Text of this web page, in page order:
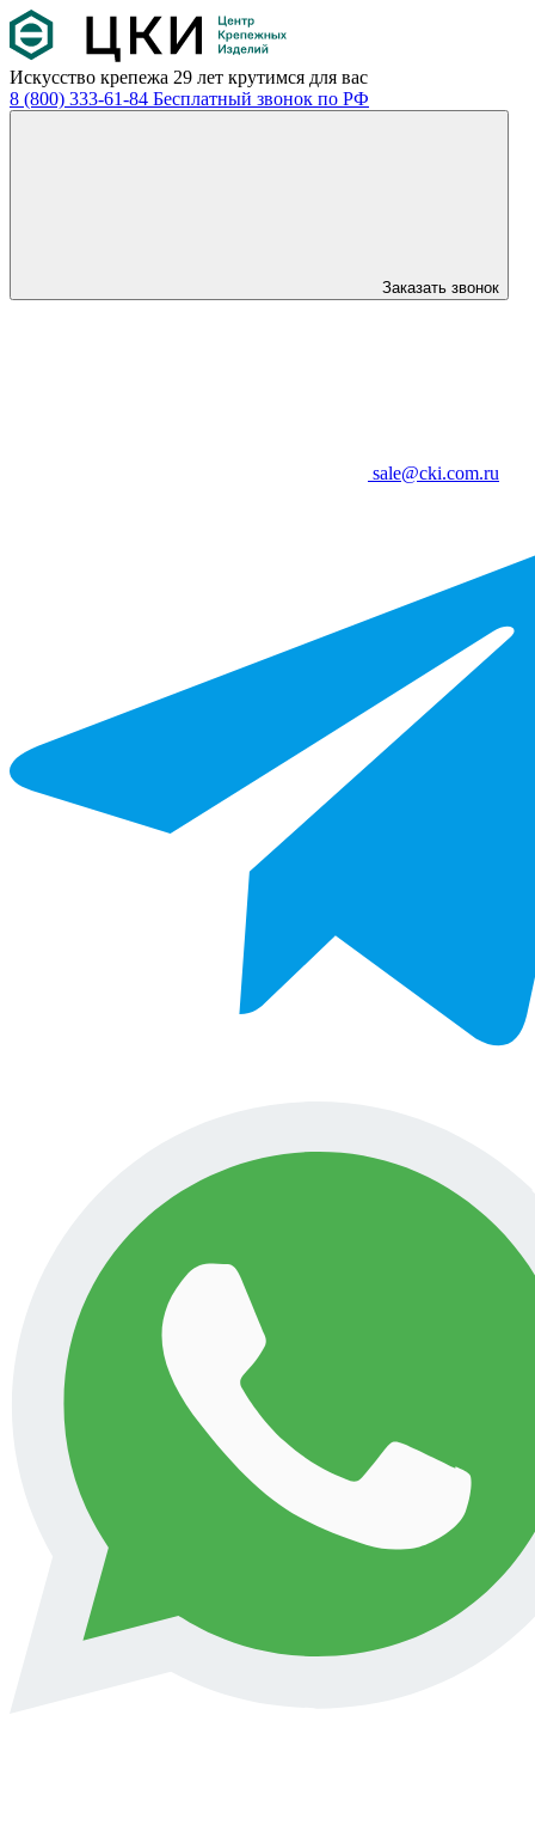
Искусство крепежа 29 лет крутимся для вас
8 (800) 333-61-84 Бесплатный звонок по РФ
Заказать звонок
sale@cki.com.ru